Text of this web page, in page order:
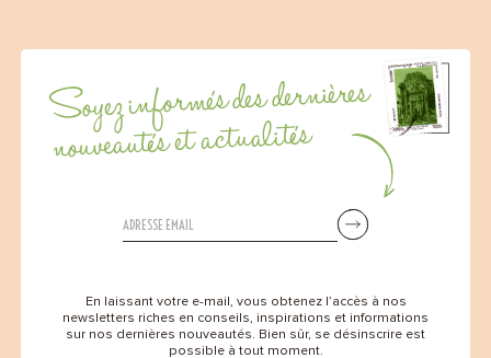
Soyez informés des dernières
nouveautés et actualités
En laissant votre e-mail, vous obtenez l’accès à nos
newsletters riches en conseils, inspirations et informations
sur nos dernières nouveautés. Bien sûr, se désinscrire est
possible à tout moment.